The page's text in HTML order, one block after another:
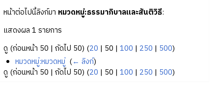
หน้าต่อไปนี้ลิงก์มา หมวดหมู่:ธรรมาภิบาลและสันติวิธี:
แสดงผล 1 รายการ
ดู (ก่อนหน้า 50 | ถัดไป 50) (20 | 50 | 100 | 250 | 500)
หมวดหมู่:หมวดหมู่ (← ลิงก์)
ดู (ก่อนหน้า 50 | ถัดไป 50) (20 | 50 | 100 | 250 | 500)